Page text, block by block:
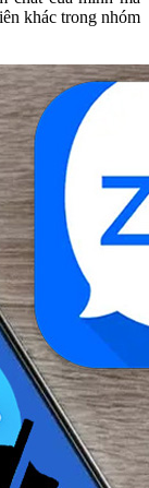
khác trong nhóm